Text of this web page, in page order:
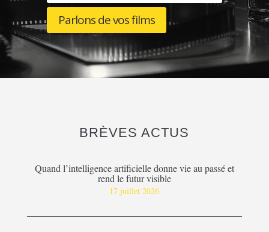
Parlons de vos films
BRÈVES ACTUS
Quand l’intelligence artificielle donne vie au passé et
rend le futur visible
17 juillet 2026